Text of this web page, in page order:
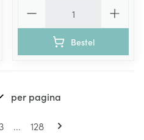
Bestel
Pagina's pagina
Pagina
3 ... Pagina
128
per pagina